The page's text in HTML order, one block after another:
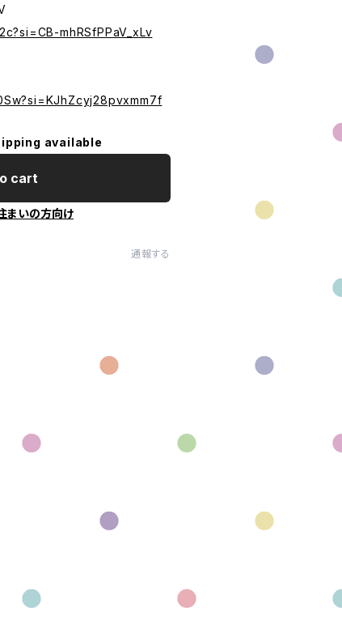
mhRSfPPaV_xLv
available
cart
まいの方向け
通報する